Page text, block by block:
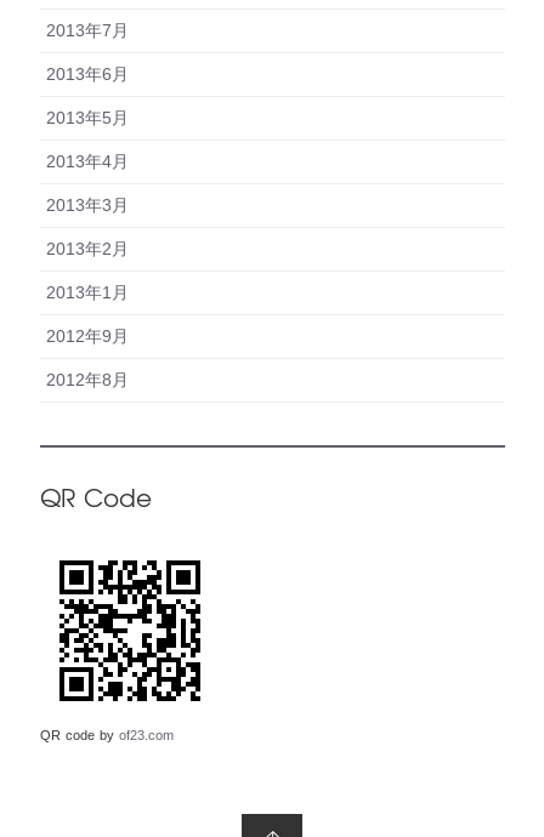
2013年7月
2013年6月
2013年5月
2013年4月
2013年3月
2013年2月
2013年1月
2012年9月
2012年8月
QR Code
QR code by of23.com